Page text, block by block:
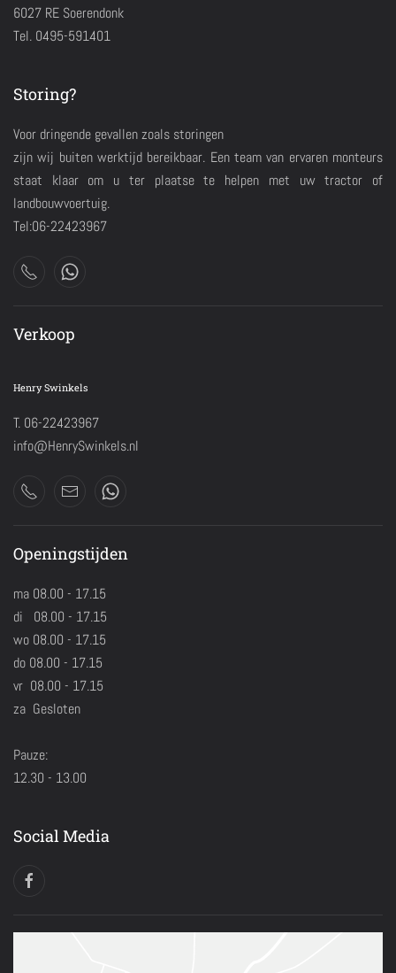
6027 RE Soerendonk
Tel. 0495-591401
Storing?
Voor dringende gevallen zoals storingen
zijn wij buiten werktijd bereikbaar. Een team van ervaren monteurs
staat klaar om u ter plaatse te helpen met uw tractor of
landbouwvoertuig.
Tel:06-22423967
Verkoop
Henry Swinkels
T. 06-22423967
info@HenrySwinkels.nl
Openingstijden
ma 08.00 - 17.15
di 08.00 - 17.15
wo 08.00 - 17.15
do 08.00 - 17.15
vr 08.00 - 17.15
za Gesloten
Pauze:
12.30 - 13.00
Social Media